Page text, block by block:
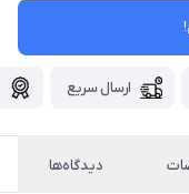
ارسال سریع
دیدگاه‌ها